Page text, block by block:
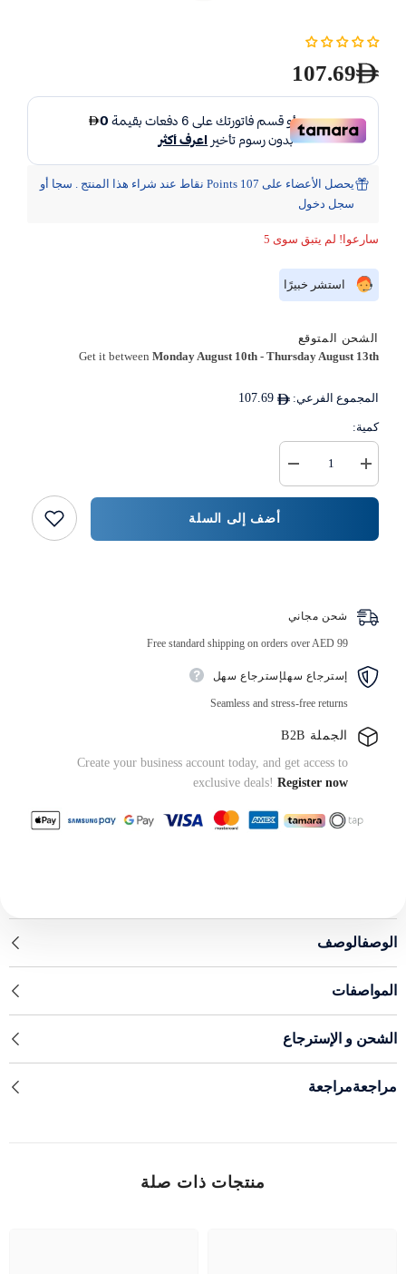
107.69
يحصل الأعضاء على 107 Points نقاط عند شراء هذا المنتج . سجا أو
سجل دخول
سارعوا! لم يتبق سوى 5
استشر خبيرًا
الشحن المتوقع
Get it betweenMonday August 10th -Thursday August 13th
المجموع الفرعي: 107.69
كمية:
كمية
{{
المنتج
زيادة
كمية
وعاء
أونصة،
قطعة
أضف إلى السلة
شحن مجاني
Free standard shipping on orders over AED 99
إسترجاع سهلإسترجاع سهل
Seamless and stress-free returns
الجملة B2B
Create your business account today, and get access to
exclusive deals! Register now
الوصفالوصف
المواصفات
الشحن و الإسترجاع
مراجعةمراجعة
منتجات ذات صلة